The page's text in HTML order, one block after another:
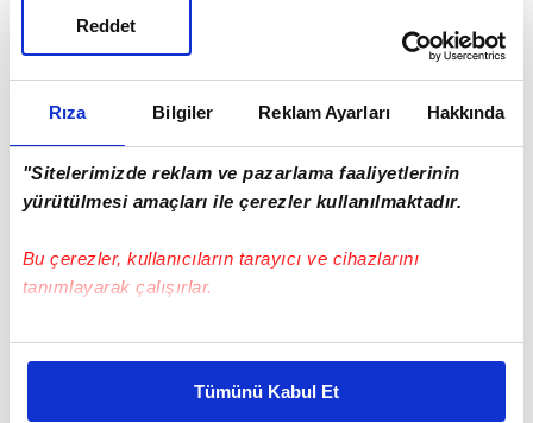
Rıza Bilgiler Reklam Ayarları Hakkında
"Sitelerimizde reklam ve pazarlama faaliyetlerinin
yürütülmesi amaçları ile çerezler kullanılmaktadır.
Bu çerezler, kullanıcıların tarayıcı ve cihazlarını
tanımlayarak çalışırlar.
Bu çerezlere izin vermeniz halinde sizlere özel
daha iyi reklam deneyimi yaşatabiliriz. Bunu yaparken
Tümünü Kabul Et
Reddet
bunu Maliye Bakanlığı ve ilgili kuruluşlarla
görüşüyoruz" dedi.